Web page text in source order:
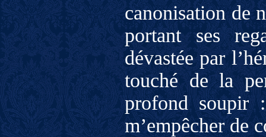
canonisation de
portant ses
dévastée par
touché de la
profond soupir
m’empêcher de